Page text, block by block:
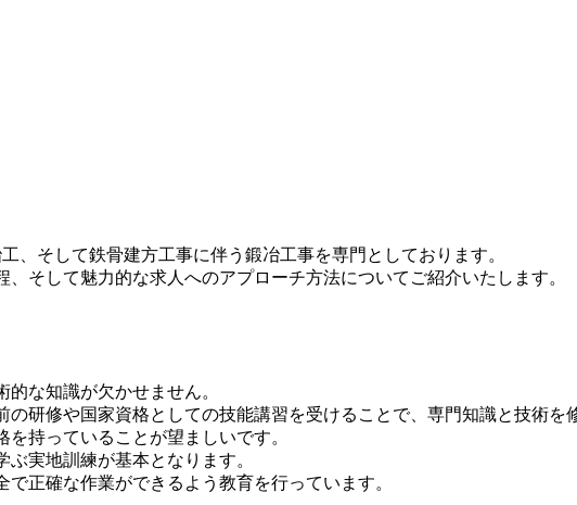
、そして鉄骨建方工事に伴う鍛冶工事を専門としております。
そして魅力的な求人へのアプローチ方法についてご紹介いたします。
な知識が欠かせません。
研修や国家資格としての技能講習を受けることで、専門知識と技術を
持っていることが望ましいです。
実地訓練が基本となります。
正確な作業ができるよう教育を行っています。